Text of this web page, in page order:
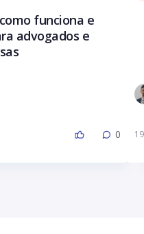
funciona e
advogados e
0